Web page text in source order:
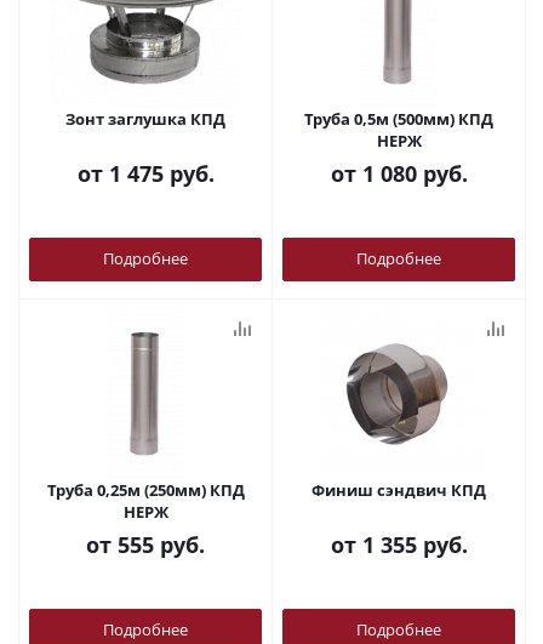
Зонт заглушка КПД
от 1 475 руб.
Подробнее
Труба 0,5м (500мм) КПД
НЕРЖ
от 1 080 руб.
Подробнее
Труба 0,25м (250мм) КПД
НЕРЖ
от 555 руб.
Подробнее
Финиш сэндвич КПД
от 1 355 руб.
Подробнее